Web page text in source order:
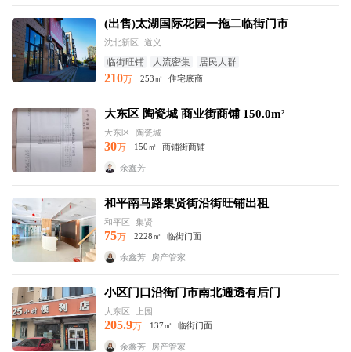
(出售)太湖国际花园一拖二临街门市
沈北新区 道义
临街旺铺 人流密集 居民人群
210万 253㎡ 住宅底商
大东区 陶瓷城 商业街商铺 150.0m²
大东区 陶瓷城
30万 150㎡ 商铺街商铺
余鑫芳
和平南马路集贤街沿街旺铺出租
和平区 集贤
75万 2228㎡ 临街门面
余鑫芳 房产管家
小区门口沿街门市南北通透有后门
大东区 上园
205.9万 137㎡ 临街门面
余鑫芳 房产管家